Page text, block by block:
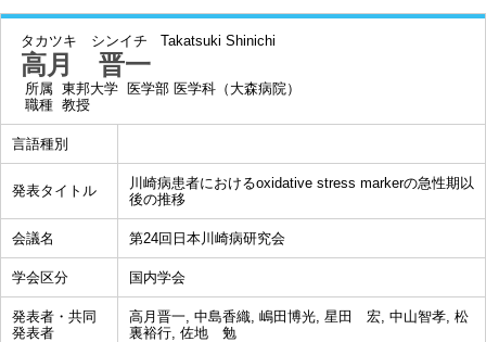
タカツキ シンイチ Takatsuki Shinichi
高月 晋一
所属 東邦大学 医学部 医学科（大森病院）
職種 教授
言語種別
発表タイトル
川崎病患者におけるoxidative stress markerの急性期以
後の推移
会議名 第24回日本川崎病研究会
学会区分 国内学会
発表者・共同
発表者
高月晋一, 中島香織, 嶋田博光, 星田 宏, 中山智孝, 松
裏裕行, 佐地 勉